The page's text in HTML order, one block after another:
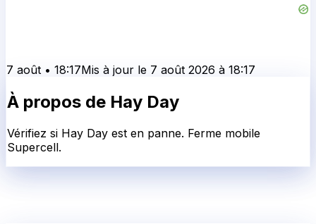
7 août • 18:17Mis à jour le 7 août 2026 à 18:17
À propos de Hay Day
Vérifiez si Hay Day est en panne. Ferme mobile
Supercell.